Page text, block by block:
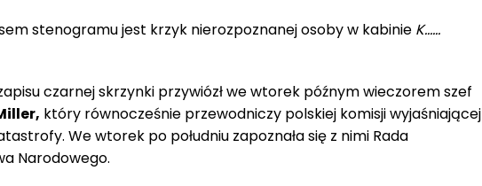
stenogramu jest krzyk nierozpoznanej osoby w kabinie K……
czarnej skrzynki przywiózł we wtorek późnym wieczorem szef
który równocześnie przewodniczy polskiej komisji wyjaśniającej
We wtorek po południu zapoznała się z nimi Rada
Narodowego.